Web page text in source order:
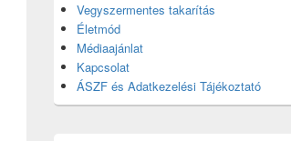
Vegyszermentes takarítás
Életmód
Médiaajánlat
Kapcsolat
ÁSZF és Adatkezelési Tájékoztató